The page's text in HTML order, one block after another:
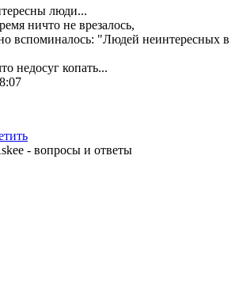
люди...
ничто не врезалось,
вспоминалось: "Людей неинтересных в
недосуг копать...
- вопросы и ответы